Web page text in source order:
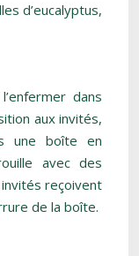
d’eucalyptus,
dans
aux invités,
une boîte en
avec des
reçoivent
de la boîte.